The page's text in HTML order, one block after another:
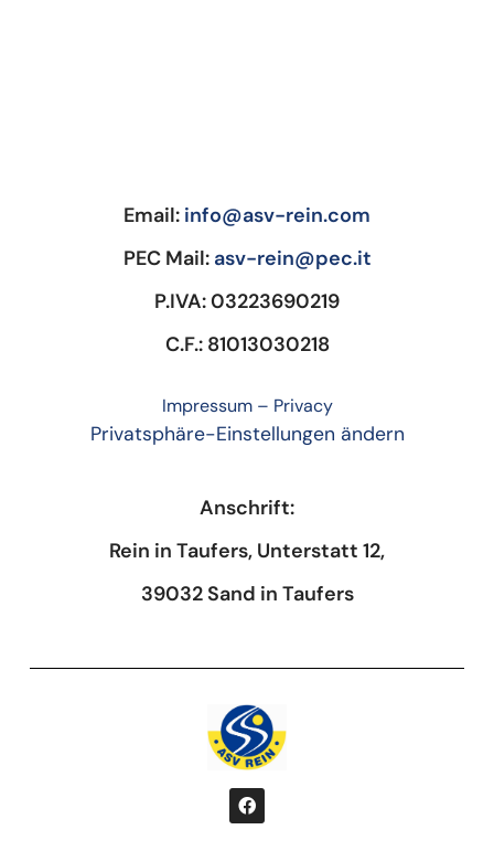
Email: info@asv-rein.com
PEC Mail: asv-rein@pec.it
P.IVA: 03223690219
C.F.: 81013030218
Impressum– Privacy
Privatsphäre-Einstellungen ändern
Anschrift:
Rein in Taufers, Unterstatt 12,
39032 Sand in Taufers